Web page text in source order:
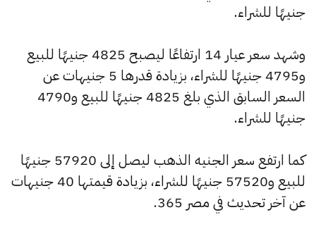
جنيهًا للشراء.
وشهد سعر عيار 14 ارتفاعًا ليصبح 4825 جنيهًا للبيع
و4795 جنيهًا للشراء، بزيادة قدرها 5 جنيهات عن
السعر السابق الذي بلغ 4825 جنيهًا للبيع و4790
جنيهًا للشراء.
كما ارتفع سعر الجنيه الذهب ليصل إلى 57920 جنيهًا
للبيع و57520 جنيهًا للشراء، بزيادة قيمتها 40 جنيهات
عن آخر تحديث في مصر 365.